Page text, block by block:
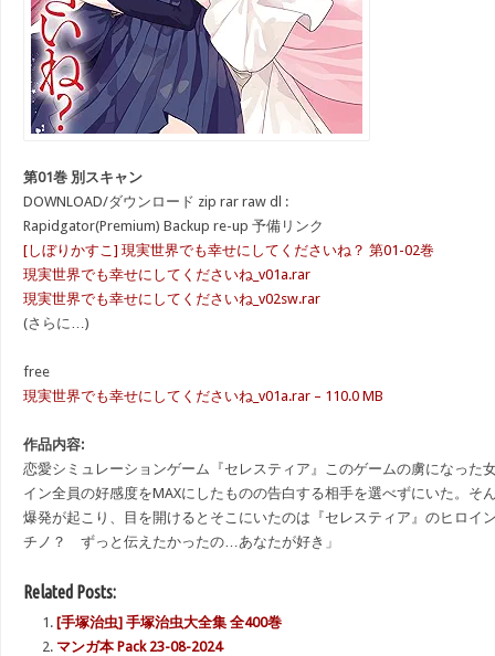
第01巻 別スキャン
DOWNLOAD/ダウンロード zip rar raw dl :
Rapidgator(Premium) Backup re-up 予備リンク
[しぼりかすこ] 現実世界でも幸せにしてくださいね？ 第01-02巻
現実世界でも幸せにしてくださいね_v01a.rar
現実世界でも幸せにしてくださいね_v02sw.rar
(さらに…)
free
現実世界でも幸せにしてくださいね_v01a.rar – 110.0 MB
作品内容:
恋愛シミュレーションゲーム『セレスティア』このゲームの虜になった
イン全員の好感度をMAXにしたものの告白する相手を選べずにいた。そ
爆発が起こり、目を開けるとそこにいたのは『セレスティア』のヒロ
チノ？ ずっと伝えたかったの…あなたが好き」
Related Posts:
[手塚治虫] 手塚治虫大全集 全400巻
マンガ本 Pack 23-08-2024